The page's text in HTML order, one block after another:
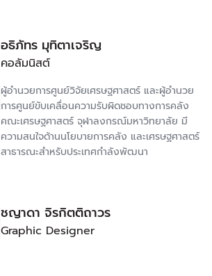
อธิภัทร มุทิตาเจริญ
คอลัมนิสต์
ผู้อำนวยการศูนย์วิจัยเศรษฐศาสตร์ และผู้อำนวย
การศูนย์ขับเคลื่อนความรับผิดชอบทางการคลัง
คณะเศรษฐศาสตร์ จุฬาลงกรณ์มหาวิทยาลัย มี
ความสนใจด้านนโยบายการคลัง และเศรษฐศาสตร์
สาธารณะสำหรับประเทศกำลังพัฒนา
ชญาดา จิรกิตติถาวร
Graphic Designer